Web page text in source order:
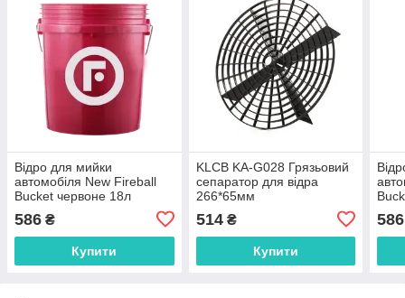
Відро для мийки
автомобіля New Fireball
Bucket червоне 18л
586 ₴
Купити
KLCB KA-G028 Грязьовий
сепаратор для відра
266*65мм
514₴
Купити
586